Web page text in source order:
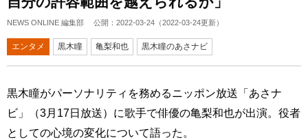
NEWS ONLINE 編集部 公開： 2022-03-24 （2022-03-24更新）
エンタメ 黒木瞳 亀梨和也 黒木瞳のあさナビ
黒木瞳がパーソナリティを務めるニッポン放送「あさナ
ビ」（3月17日放送）に歌手で俳優の亀梨和也が出演。役者
としての心境の変化について語った。